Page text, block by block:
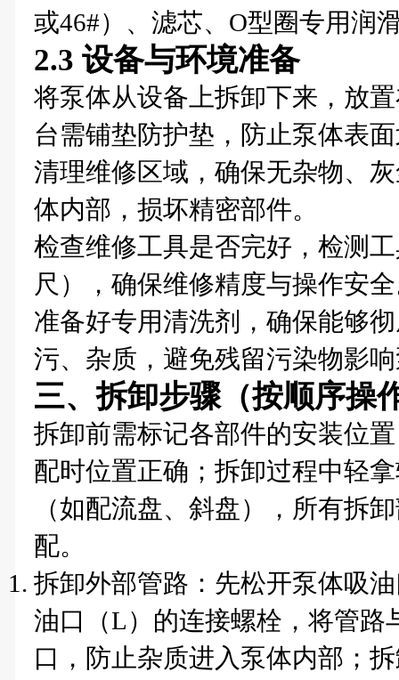
或46#）、滤芯、O型圈专用润
2.3 设备与环境准备
将泵体从设备上拆卸下来，放
台需铺垫防护垫，防止泵体表
清理维修区域，确保无杂物、
体内部，损坏精密部件。
检查维修工具是否完好，检测
尺），确保维修精度与操作安
准备好专用清洗剂，确保能够
污、杂质，避免残留污染物影
三、拆卸步骤（按顺序操
拆卸前需标记各部件的安装位
配时位置正确；拆卸过程中轻
（如配流盘、斜盘），所有拆
配。
拆卸外部管路：先松开泵体吸
油口（L）的连接螺栓，将管路
口，防止杂质进入泵体内部；